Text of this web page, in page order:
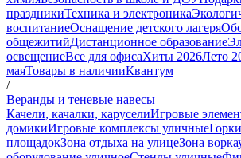
праздникиТехника и электроника
воспитаниеОснащение детского лагеря
общежитийДистанционное образование
освещениеВсе для офисаХиты 2026Лето
маяТовары в наличииКвантум
/
Веранды и теневые навесы
Качели, качалки, каруселиИгровые
домикиИгровые комплексы уличные
площадокЗона отдыха на улицеЗона